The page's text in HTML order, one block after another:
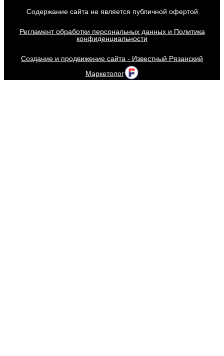
Содержание сайта не является публичной офертой
Регламент обработки персональных данных и Политика
конфиденциальности
Создание и продвижение сайта - Известный Рязанский
Маркетолог